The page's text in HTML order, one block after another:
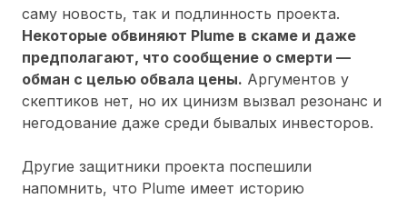
саму новость, так и подлинность проекта.
Некоторые обвиняют Plume в скаме и даже
предполагают, что сообщение о смерти —
обман с целью обвала цены. Аргументов у
скептиков нет, но их цинизм вызвал резонанс и
негодование даже среди бывалых инвесторов.
Другие защитники проекта поспешили
напомнить, что Plume имеет историю